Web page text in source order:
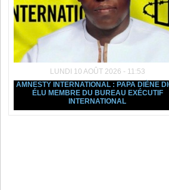
LUNDI 10 AOÛT 2026 - 11:53
AMNESTY INTERNATIONAL : PAPA DIÈNE
ÉLU MEMBRE DU BUREAU EXÉCUTIF
INTERNATIONAL